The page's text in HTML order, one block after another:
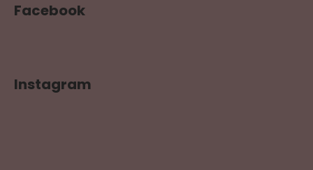
Facebook
Instagram